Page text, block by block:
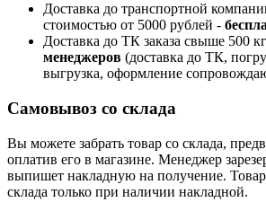
Доставка до транспортной
стоимостью от 5000 рублей - б
Доставка до ТК заказа свыше 500
менеджеров (доставка до ТК,
выгрузка, оформление
Самовывоз со склада
Вы можете забрать товар со склада,
оплатив его в магазине. Менеджер
выпишет накладную на получение. Товар
склада только при наличии накладной.